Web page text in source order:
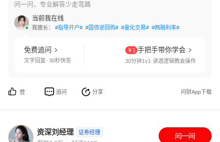
问一问，专业解答少走弯路
当前我在线
我擅长： #指导开户# #国债逆回购# #量化交易# #两融利率#
免费追问
文字回复· 30秒快答
￥1 手把手带你学会
30分钟1v1·讲透逻辑教会操作
赞 追问 分享 问财App下载
资深刘经理 证券经理